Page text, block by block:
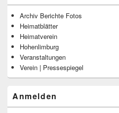
Archiv Berichte Fotos
Heimatblätter
Heimatverein
Hohenlimburg
Veranstaltungen
Verein | Pressespiegel
Anmelden